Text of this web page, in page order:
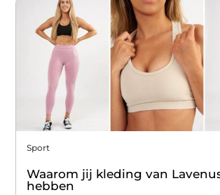
Sport
Waarom jij kleding van
hebben